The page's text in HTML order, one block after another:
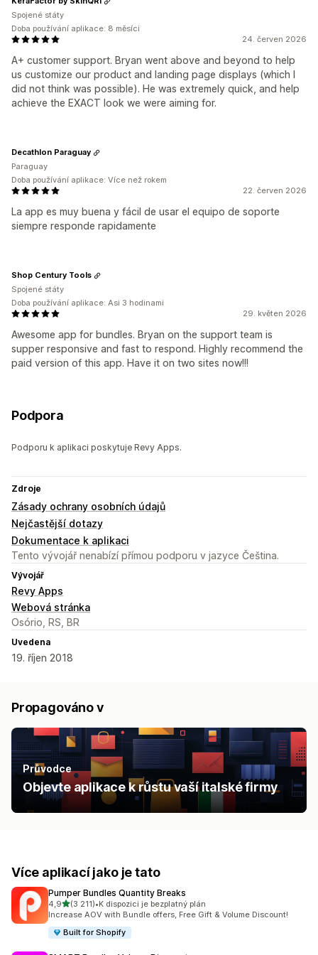
24. červen 2026
A+ customer support. Bryan went above and beyond to help
us customize our product and landing page displays (which I
did not think was possible). He was extremely quick, and help
achieve the EXACT look we were aiming for.
Spojené státy
Doba používání aplikace: 8 měsíci
22. červen 2026
La app es muy buena y fácil de usar el equipo de soporte
siempre responde rapidamente
Decathlon Paraguay
Paraguay
Doba používání aplikace: Více než rokem
29. květen 2026
Awesome app for bundles. Bryan on the support team is
supper responsive and fast to respond. Highly recommend the
paid version of this app. Have it on two sites now!!!
Shop Century Tools
Spojené státy
Doba používání aplikace: Asi 3 hodinami
Podpora
Podporu k aplikaci poskytuje Revy Apps.
Zdroje
Zásady ochrany osobních údajů
Nejčastější dotazy
Dokumentace k aplikaci
Tento vývojář nenabízí přímou podporu v jazyce Čeština.
Vývojář
Revy Apps
Webová stránka
Osório, RS, BR
Uvedena
19. říjen 2018
Propagováno v
Průvodce
Objevte aplikace k růstu vaší italské firmy
Více aplikací jako je tato
Pumper Bundles Quantity Breaks
4,9z 5 hvězd
(3 211)
Celkový počet recenzí: 3211
•K dispozici je bezplatný plán
Increase AOV with Bundle offers, Free Gift & Volume Discount!
Built for Shopify